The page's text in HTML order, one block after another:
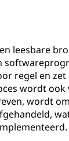
leesbare
regel en
wordt ook
wordt